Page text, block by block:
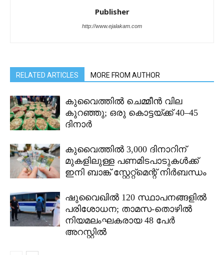
Publisher
http://www.ejalakam.com
RELATED ARTICLES MORE FROM AUTHOR
കുവൈത്തിൽ ചെമ്മീൻ വില
കുറഞ്ഞു; ഒരു കൊട്ടയ്ക്ക് 40–45
ദിനാർ
കുവൈത്തിൽ 3,000 ദിനാറിന്
മുകളിലുള്ള പണമിടപാടുകൾക്ക്
ഇനി ബാങ്ക് സ്റ്റേറ്റ്മെന്റ് നിർബന്ധം
ഷുവൈഖിൽ 120 സ്ഥാപനങ്ങളിൽ
പരിശോധന; താമസ-തൊഴിൽ
നിയമലംഘകരായ 48 പേർ
അറസ്റ്റിൽ